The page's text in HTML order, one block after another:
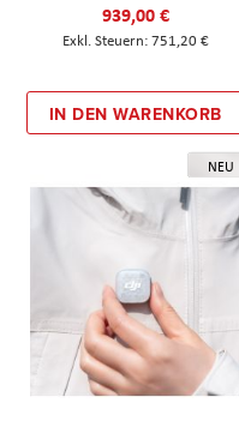
939,00 €
751,20 €
IN DEN WARENKORB
NEU